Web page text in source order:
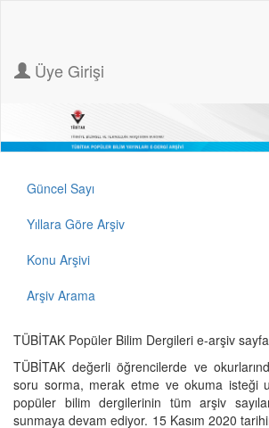
Üye Girişi
Güncel Sayı
Yıllara Göre Arşiv
Konu Arşivi
Arşiv Arama
TÜBİTAK Popüler Bilim Dergileri e-arşiv
TÜBİTAK değerli öğrencilerde ve
soru sorma, merak etme ve okuma isteği
popüler bilim dergilerinin tüm arşiv
sunmaya devam ediyor. 15 Kasım 2020